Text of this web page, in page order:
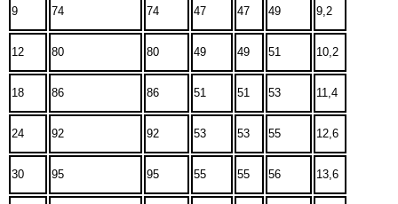
9 74 74 47 47 49 9,2
12 80 80 49 49 51 10,2
18 86 86 51 51 53 11,4
24 92 92 53 53 55 12,6
30 95 95 55 55 56 13,6